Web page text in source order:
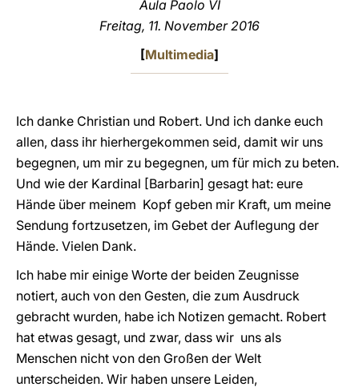
Aula Paolo VI
Freitag, 11. November 2016
[Multimedia]
Ich danke Christian und Robert. Und ich danke euch
allen, dass ihr hierhergekommen seid, damit wir uns
begegnen, um mir zu begegnen, um für mich zu beten.
Und wie der Kardinal [Barbarin] gesagt hat: eure
Hände über meinem Kopf geben mir Kraft, um meine
Sendung fortzusetzen, im Gebet der Auflegung der
Hände. Vielen Dank.
Ich habe mir einige Worte der beiden Zeugnisse
notiert, auch von den Gesten, die zum Ausdruck
gebracht wurden, habe ich Notizen gemacht. Robert
hat etwas gesagt, und zwar, dass wir uns als
Menschen nicht von den Großen der Welt
unterscheiden. Wir haben unsere Leiden,